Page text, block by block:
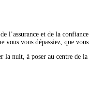
et de la
vous dépassiez, que
la nuit, à poser au centre de